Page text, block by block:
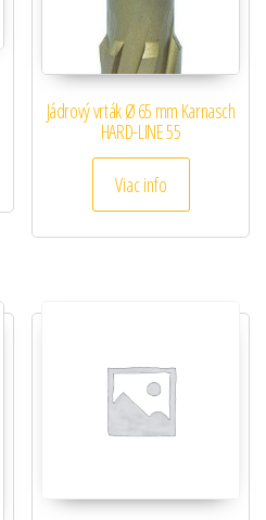
Jádrový vrták Ø 65 mm Karnasch
HARD-LINE 55
Viac info